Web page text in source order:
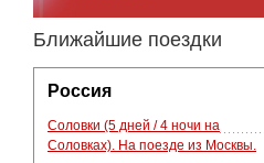
Ближайшие поездки
Россия
Соловки (5 дней / 4 ночи на
Соловках). На поезде из Москвы.